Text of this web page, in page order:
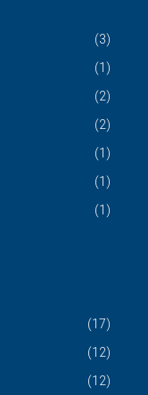
(3)
(1)
(2)
(2)
(1)
(1)
(1)
(17)
(12)
(12)